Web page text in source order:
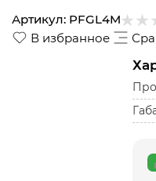
В избранное
Артикул: PFGL4M